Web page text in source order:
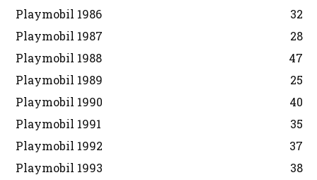
Playmobil 1986
32
Playmobil 1987
28
Playmobil 1988
47
Playmobil 1989
25
Playmobil 1990
40
Playmobil 1991
35
Playmobil 1992
37
Playmobil 1993
38